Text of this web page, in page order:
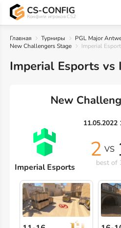
CS-CONFIG
Конфиги игроков CS2
Главная Турниры
PGL Major
New Challengers Stage
Imperial
Imperial Esports vs
New
11.05.2022
Imperial Esports
2 VS
best of